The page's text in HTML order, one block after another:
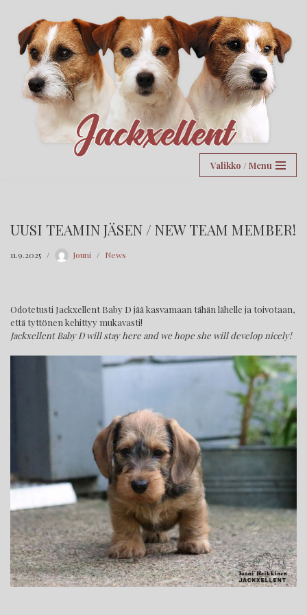
Siirry
suoraan
sisältöön
Valikko / Menu
UUSI TEAMIN JÄSEN / NEW TEAM MEMBER!
11.9.2025 Jouni News
Odotetusti Jackxellent Baby D jää kasvamaan tähän lähelle ja toivotaan,
että tyttönen kehittyy mukavasti!
Jackxellent Baby D will stay here and we hope she will develop nicely!